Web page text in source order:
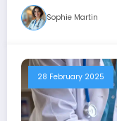
Sophie Martin
28 February 2025